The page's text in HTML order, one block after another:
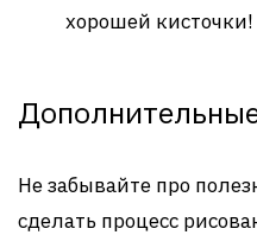
хорошей кисточки!
Не забывайте про
сделать процесс